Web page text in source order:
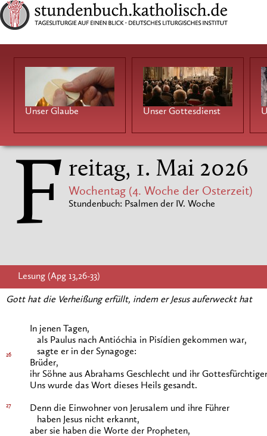
Unser Glaube Unser Gottesdienst
F reitag, 1. Mai 2026
Wochentag (4. Woche der Osterzeit)
Stundenbuch: Psalmen der IV. Woche
Lesung (Apg 13,26-33)
Gott hat die Verheißung erfüllt, indem er Jesus auferweckt hat
26
In jenen Tagen,
als Paulus nach Antióchia in Pisídien gekommen war,
sagte er in der Synagoge:
Brüder,
ihr Söhne aus Abrahams Geschlecht und ihr
Uns wurde das Wort dieses Heils gesandt.
27
Denn die Einwohner von Jerusalem und ihre Führer
haben Jesus nicht erkannt,
aber sie haben die Worte der Propheten,